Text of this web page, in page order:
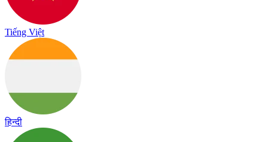
Tiếng Việt
हिन्दी